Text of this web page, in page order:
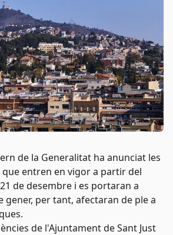
de la Generalitat ha anunciat les
entren en vigor a partir del
de desembre i es portaran a
gener, per tant, afectaran de ple a
de l'Ajuntament de Sant Just